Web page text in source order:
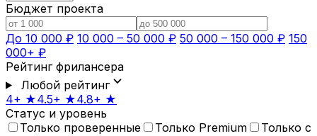
Бюджет проекта
До 10 000 ₽ 10 000 – 50 000 ₽ 50 000 – 150 000 ₽ 150
000+ ₽
Рейтинг фрилансера
Любой рейтингexpand_more
4+ ★4.5+ ★4.8+ ★
Статус и уровень
Только проверенные
Только Premium
Только с